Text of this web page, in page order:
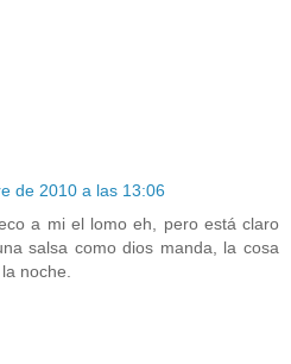
de 2010 a las 13:06
a mi el lomo eh, pero está claro
salsa como dios manda, la cosa
noche.